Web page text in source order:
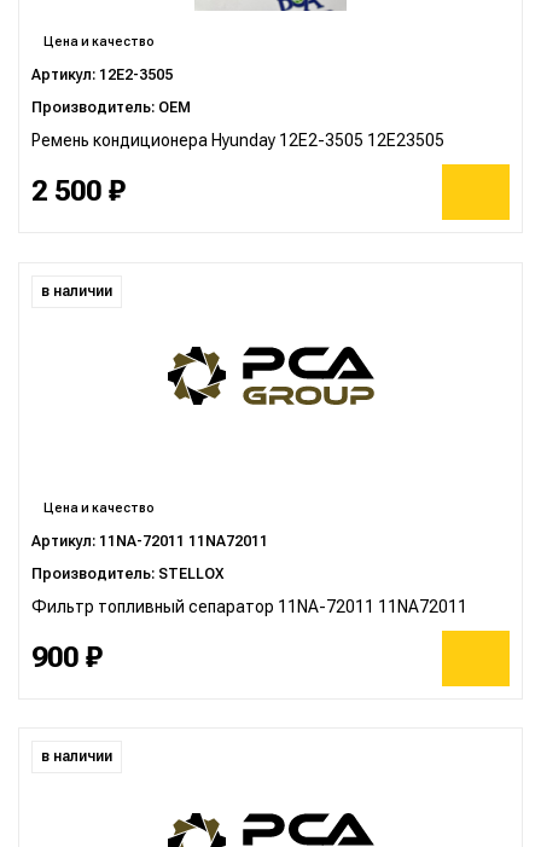
Цена и качество
Артикул: 12E2-3505
Производитель: OEM
Ремень кондиционера Hyunday 12E2-3505 12E23505
2 500 ₽
в наличии
Цена и качество
Артикул: 11NA-72011 11NA72011
Производитель: STELLOX
Фильтр топливный сепаратор 11NA-72011 11NA72011
900 ₽
в наличии